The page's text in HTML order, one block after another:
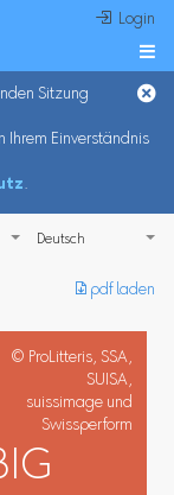
 Login

Sitzung
Ihrem Einverständnis
.
︎ pdf laden
© ProLitteris, SSA,
SUISA,
suissimage und
Swissperform